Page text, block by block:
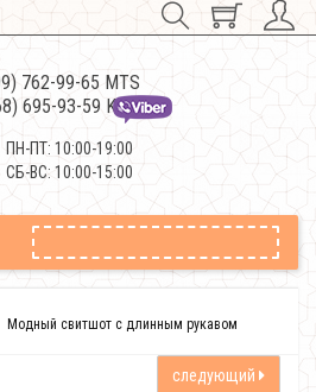
762-99-65 MTS
695-93-59 Kievstar
ПН-ПТ: 10:00-19:00
СБ-ВС: 10:00-15:00
Модный свитшот с длинным рукавом
следующий